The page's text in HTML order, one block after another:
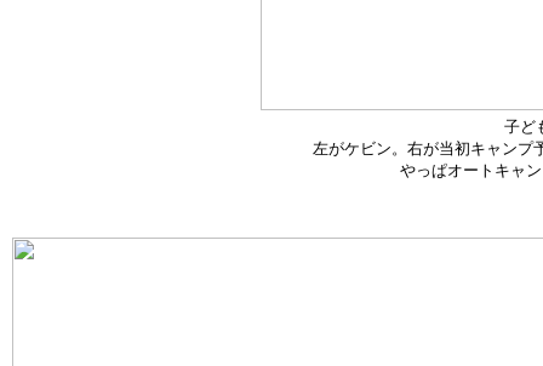
子ど
左がケビン。右が当初キャンプ
やっぱオートキャ